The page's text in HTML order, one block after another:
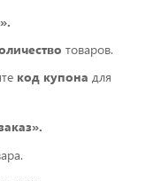
товаров.
код купона для